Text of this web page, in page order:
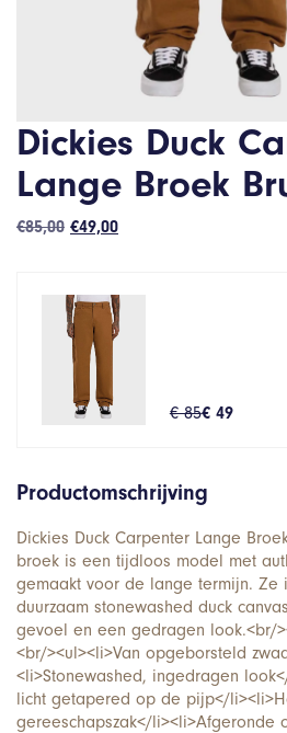
Dickies Duck
Lange Broek
€85,00 Oorspronkelijke
€85,00.
€49,00Huidige
€49,00.
€ 85€ 49
Productomschrijving
Dickies Duck Carpenter Lange
broek is een tijdloos model met
gemaakt voor de lange termijn. Ze
duurzaam stonewashed duck
gevoel en een gedragen look.<br/
<br/><ul><li>Van opgeborsteld
<li>Stonewashed, ingedragen
licht getapered op de pijp</
gereeschapszak</li><li>Afgeronde